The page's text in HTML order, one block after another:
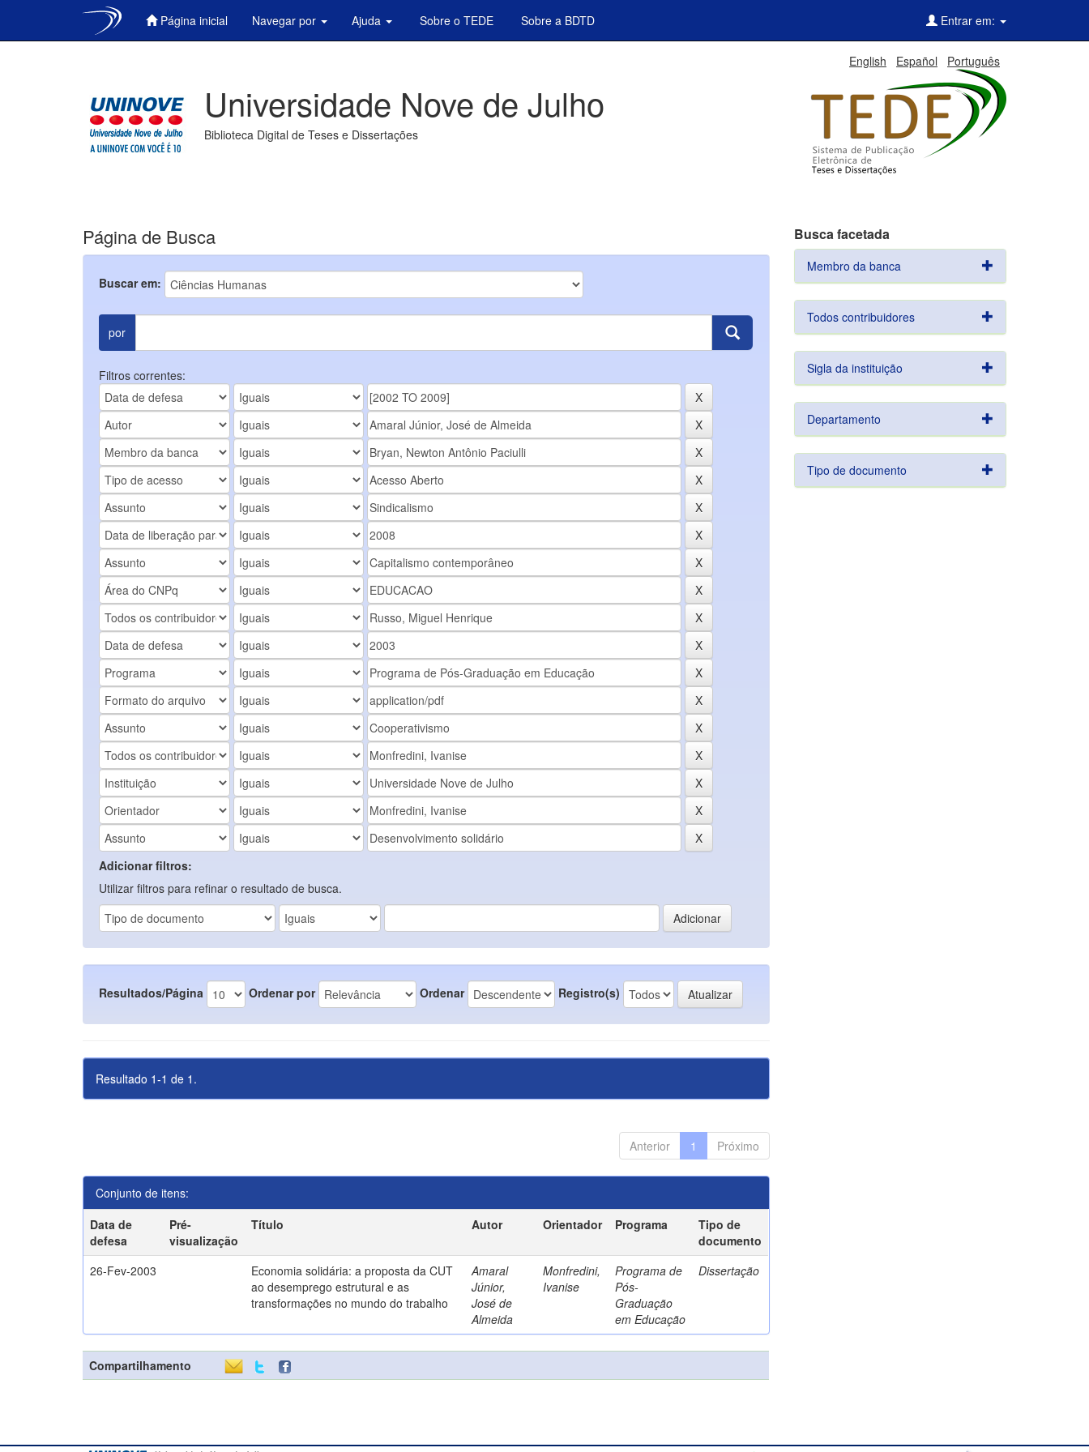
Página inicial Navegar por Ajuda Sobre o TEDE Sobre a BDTD Entrar em:
English Español Português
Universidade Nove de Julho
Biblioteca Digital de Teses e Dissertações
Página de Busca
Buscar em:
por
Filtros correntes:
Adicionar filtros:
Utilizar filtros para refinar o resultado de busca.
Resultados/Página Ordenar por Ordenar Registro(s)
Resultado 1-1 de 1.
Anterior 1 Próximo
Conjunto de itens:
Data de
defesa
Pré-
visualização
Título Autor Orientador Programa
Tipo de
documento
26-Fev-2003
Economia solidária: a proposta da CUT
ao desemprego estrutural e as
transformações no mundo do trabalho
Amaral
Júnior,
José de
Almeida
Monfredini,
Ivanise
Programa de
Pós-
Graduação
em Educação
Dissertação
Compartilhamento
Busca facetada
Membro da banca
Todos contribuidores
Sigla da instituição
Departamento
Tipo de documento